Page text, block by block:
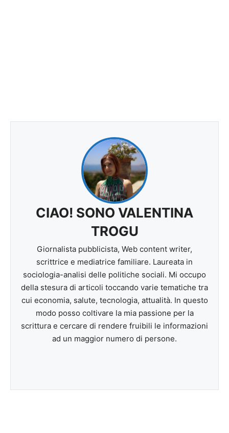
CIAO! SONO VALENTINA
TROGU
Giornalista pubblicista, Web content writer,
scrittrice e mediatrice familiare. Laureata in
sociologia-analisi delle politiche sociali. Mi occupo
della stesura di articoli toccando varie tematiche tra
cui economia, salute, tecnologia, attualità. In questo
modo posso coltivare la mia passione per la
scrittura e cercare di rendere fruibili le informazioni
ad un maggior numero di persone.